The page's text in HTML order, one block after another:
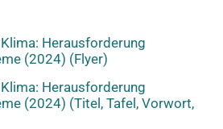
Herausforderung
(2024) (Flyer)
Herausforderung
(2024) (Titel, Tafel, Vorwort,